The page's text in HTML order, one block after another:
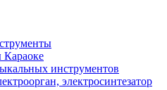
инструментов
электросинтезатор